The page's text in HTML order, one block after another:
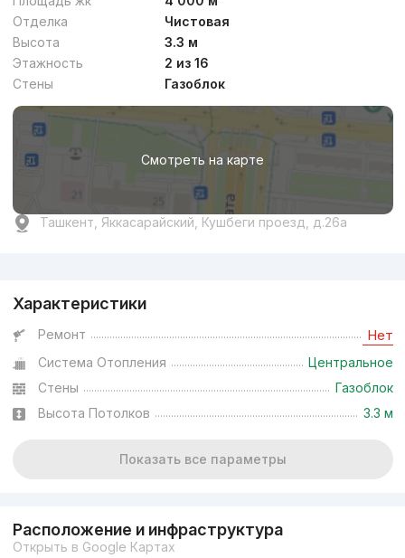
Отделка
Чистовая
Высота
3.3 м
Этажность
2 из 16
Стены
Газоблок
Смотреть на карте
Ташкент, Яккасарайский, Кушбеги проезд, д.26a
Характеристики
Ремонт Нет
Система Отопления
Центральное
Стены
Газоблок
Высота Потолков
3.3 м
Показать все параметры
Расположение и инфраструктура
Открыть в Google Картах